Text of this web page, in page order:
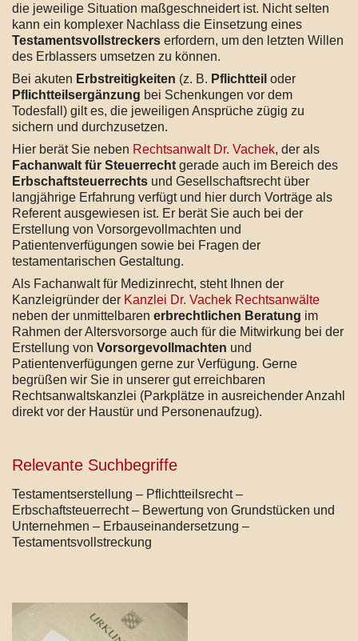
die jeweilige Situation maßgeschneidert ist. Nicht selten
kann ein komplexer Nachlass die Einsetzung eines
Testamentsvollstreckers erfordern, um den letzten Willen
des Erblassers umsetzen zu können.
Bei akuten Erbstreitigkeiten (z. B. Pflichtteil oder
Pflichtteilsergänzung bei Schenkungen vor dem
Todesfall) gilt es, die jeweiligen Ansprüche zügig zu
sichern und durchzusetzen.
Hier berät Sie neben Rechtsanwalt Dr. Vachek, der als
Fachanwalt für Steuerrecht gerade auch im Bereich des
Erbschaftsteuerrechts und Gesellschaftsrecht über
langjährige Erfahrung verfügt und hier durch Vorträge als
Referent ausgewiesen ist. Er berät Sie auch bei der
Erstellung von Vorsorgevollmachten und
Patientenverfügungen sowie bei Fragen der
testamentarischen Gestaltung.
Als Fachanwalt für Medizinrecht, steht Ihnen der
Kanzleigründer der Kanzlei Dr. Vachek Rechtsanwälte
neben der unmittelbaren erbrechtlichen Beratung im
Rahmen der Altersvorsorge auch für die Mitwirkung bei der
Erstellung von Vorsorgevollmachten und
Patientenverfügungen gerne zur Verfügung. Gerne
begrüßen wir Sie in unserer gut erreichbaren
Rechtsanwaltskanzlei (Parkplätze in ausreichender Anzahl
direkt vor der Haustür und Personenaufzug).
Relevante Suchbegriffe
Testamentserstellung – Pflichtteilsrecht –
Erbschaftsteuerrecht – Bewertung von Grundstücken und
Unternehmen – Erbauseinandersetzung –
Testamentsvollstreckung